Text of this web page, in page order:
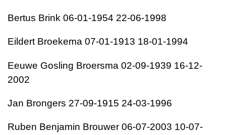
Bertus Brink 06-01-1954 22-06-1998
Eildert Broekema 07-01-1913 18-01-1994
Eeuwe Gosling Broersma 02-09-1939 16-12-
2002
Jan Brongers 27-09-1915 24-03-1996
Ruben Benjamin Brouwer 06-07-2003 10-07-